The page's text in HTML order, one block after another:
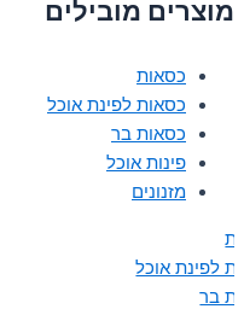
מוצרים מובילים
כסאות
כסאות לפינת אוכל
כסאות בר
פינות אוכל
מזנונים
לפינת אוכל
בר